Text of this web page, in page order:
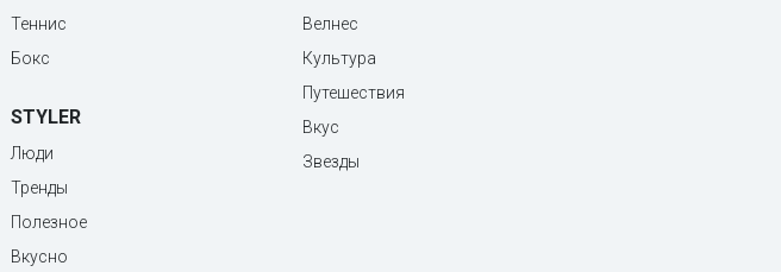
Теннис
Бокс
STYLER
Люди
Тренды
Полезное
Вкусно
Велнес
Культура
Путешествия
Вкус
Звезды